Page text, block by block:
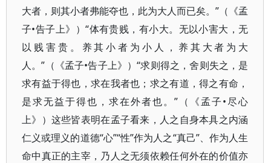
大者，则其小者弗能夺也，此为大人而已矣。”（《孟
子•告子上》）“体有贵贱，有小大。无以小害大，无
以贱害贵。养其小者为小人，养其大者为大
人。”（《孟子•告子上》）“求则得之，舍则失之，是
求有益于得也，求在我者也；求之有道，得之有命，
是求无益于得也，求在外者也。”（《孟子•尽心
上》）这些皆表明在孟子看来，人之自身本具之内涵
仁义或理义的道德“心”“性”作为人之“真己”、作为人生
命中真正的主宰，乃人之无须依赖任何外在的价值亦